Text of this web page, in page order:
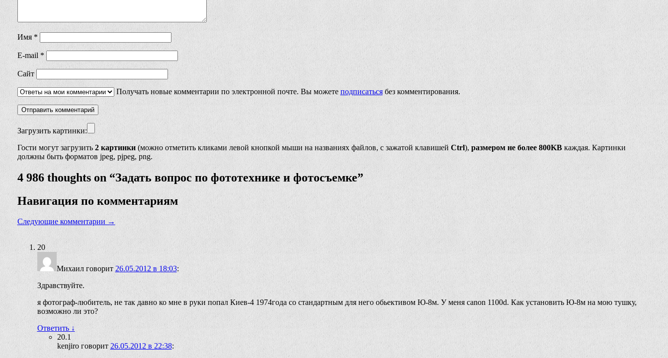
Имя *
E-mail *
Сайт
Получать новые комментарии по электронной почте. Вы можете подписатьсябез комментирования.
Загрузить картинки:
Гости могут загрузить 2 картинки(можно отметить кликами левой кнопкой мыши на названиях файлов, с зажатой клавишей Ctrl), размером не более 800KBкаждая. Картинки
должны быть форматов jpeg, pjpeg, png.
4 986 thoughts on “Задать вопрос по фототехнике и фотосъемке”
Навигация по комментариям
Следующие комментарии →
20
Михаил говорит 26.05.2012 в 18:03:
Здравствуйте.
я фотограф-любитель, не так давно ко мне в руки попал Киев-4 1974года со стандартным для него обьективом Ю-8м. У меня canon 1100d. Как установить Ю-8м на мою тушку,
возможно ли это?
Ответить ↓
20.1
kenjiro говорит 26.05.2012 в 22:38: